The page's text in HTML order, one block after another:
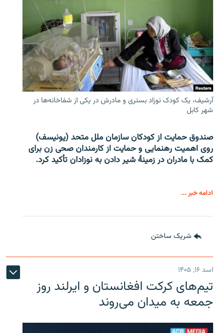
آرشیف، یک کودک نوزاد بستری و مادرش در یکی از شفاخانه‌ها در
شهر کابل
صندوق حمایت از کودکان سازمان ملل متحد (یونیسف)
روی اهمیت رهنمایی و حمایت از کارمندان صحی زن برای
کمک با مادران در زمینۀ شیر دادن به نوزادان تأکید کرد.
ادامه خبر ...
شریک ساختن
اسد ۱۶, ۱۴۰۵
تیم‌های کرکت افغانستان و ایرلند روز
جمعه به میدان می‌روند